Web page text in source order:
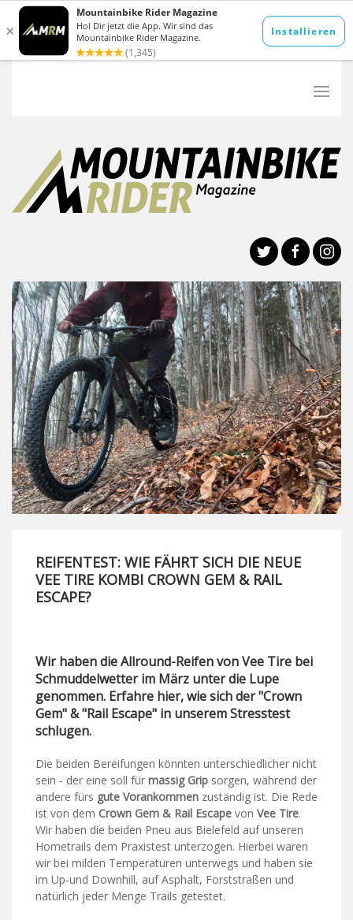
REIFENTEST: WIE FÄHRT SICH DIE NEUE
VEE TIRE KOMBI CROWN GEM & RAIL
ESCAPE?
Wir haben die Allround-Reifen von Vee Tire bei
Schmuddelwetter im März unter die Lupe
genommen. Erfahre hier, wie sich der "Crown
Gem" & "Rail Escape" in unserem Stresstest
schlugen.
Die beiden Bereifungen könnten unterschiedlicher nicht
sein - der eine soll für massig Grip sorgen, während der
andere fürs gute Vorankommen zuständig ist. Die Rede
ist von dem Crown Gem & Rail Escape von Vee Tire.
Wir haben die beiden Pneu aus Bielefeld auf unseren
Hometrails dem Praxistest unterzogen. Hierbei waren
wir bei milden Temperaturen unterwegs und haben sie
im Up-und Downhill, auf Asphalt, Forststraßen und
natürlich jeder Menge Trails getestet.